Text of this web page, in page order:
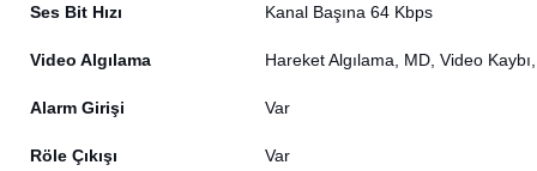
Ses Bit Hızı Kanal Başına 64 Kbps
Video Algılama Hareket Algılama, MD, Video
Alarm Girişi Var
Röle Çıkışı Var